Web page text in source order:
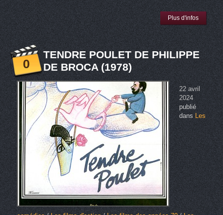
Plus d'infos
0
TENDRE POULET DE PHILIPPE
DE BROCA (1978)
22 avril
2024
publié
dansLes